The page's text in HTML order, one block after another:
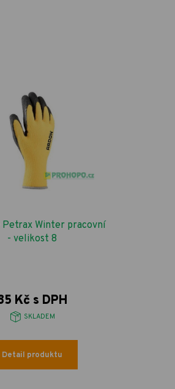
Petrax Winter pracovní
- velikost 8
Kč s DPH
SKLADEM
Detail produktu